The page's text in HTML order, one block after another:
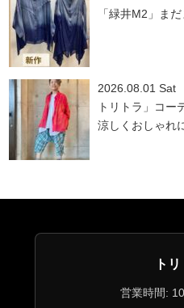
「緑井M2」ま
2026.08.01 Sat
トリトラ」コ
涼しくおしゃ
ト
営業時間: